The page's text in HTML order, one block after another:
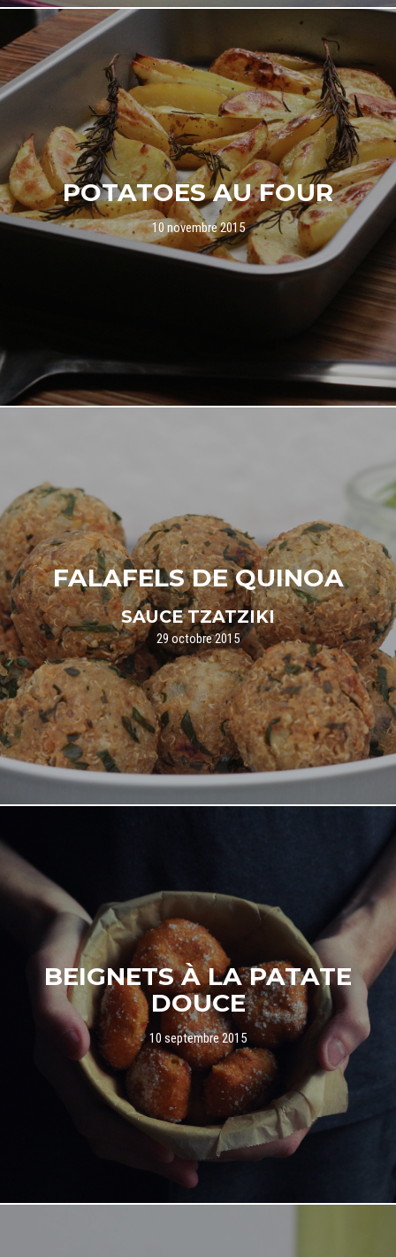
POTATOES AU FOUR
10 novembre 2015
FALAFELS DE QUINOA
SAUCE TZATZIKI
29 octobre 2015
BEIGNETS À LA PATATE
DOUCE
10 septembre 2015